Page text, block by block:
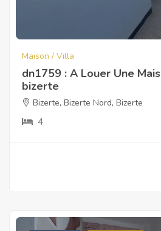
Maison / Villa
dn1759 : A Louer Une
bizerte
Bizerte, Bizerte Nord, Bizerte
4